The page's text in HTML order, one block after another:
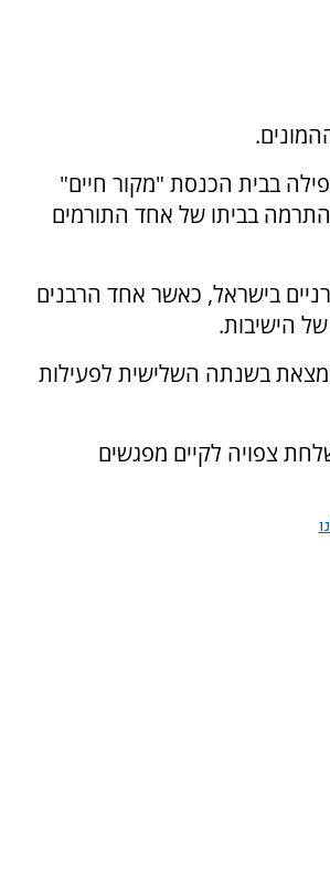
בבית הכנסת "מקור חיים"
בביתו של אחד התורמים
בישראל, כאשר אחד הרבנים
הישיבות.
בשנתה השלישית לפעילות
צפויה לקיים מפגשים